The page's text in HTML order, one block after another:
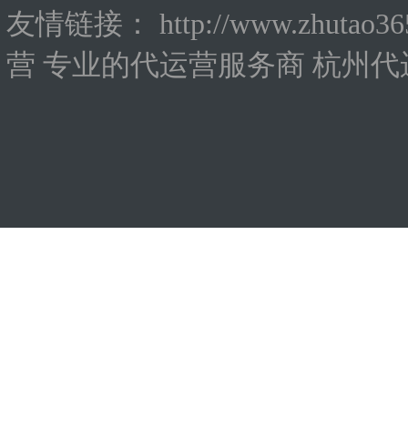
友情链接：
http://
营 专业的代运营服务商 杭州代